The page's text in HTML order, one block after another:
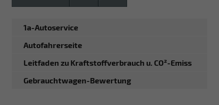
1a-Autoservice
Autofahrerseite
Leitfaden zu Kraftstoffverbrauch u. CO²-Emiss
Gebrauchtwagen-Bewertung